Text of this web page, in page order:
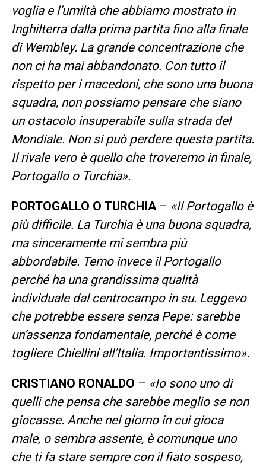
voglia e l’umiltà che abbiamo mostrato in
Inghilterra dalla prima partita fino alla finale
di Wembley. La grande concentrazione che
non ci ha mai abbandonato. Con tutto il
rispetto per i macedoni, che sono una buona
squadra, non possiamo pensare che siano
un ostacolo insuperabile sulla strada del
Mondiale. Non si può perdere questa partita.
Il rivale vero è quello che troveremo in finale,
Portogallo o Turchia».
PORTOGALLO O TURCHIA– «Il Portogallo è
più difficile. La Turchia è una buona squadra,
ma sinceramente mi sembra più
abbordabile. Temo invece il Portogallo
perché ha una grandissima qualità
individuale dal centrocampo in su. Leggevo
che potrebbe essere senza Pepe: sarebbe
un’assenza fondamentale, perché è come
togliere Chiellini all’Italia. Importantissimo».
CRISTIANO RONALDO – «Io sono uno di
quelli che pensa che sarebbe meglio se non
giocasse. Anche nel giorno in cui gioca
male, o sembra assente, è comunque uno
che ti fa stare sempre con il fiato sospeso,